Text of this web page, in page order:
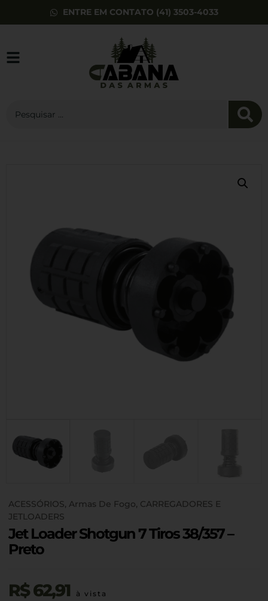
ENTRE EM CONTATO (41) 3503-4033
ACESSÓRIOS, Armas De Fogo, CARREGADORES E
JETLOADERS
Jet Loader Shotgun 7 Tiros 38/357 –
Preto
R$62,91
à vista
ADD